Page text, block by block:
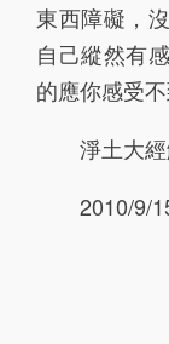
161 162
166 167
東西障礙，
自己縱然有
的應你感受
淨土大經
2010/9/